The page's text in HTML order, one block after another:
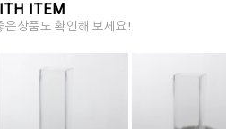
ITEM
은상품도 확인해 보세요!